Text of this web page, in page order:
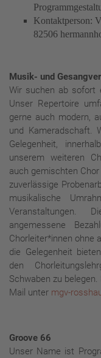
Kontaktperson:
82506
Musik- und
Wir suchen ab sofort
Unser Repertoire
gerne auch modern,
und Kameradschaft.
Gelegenheit,
unserem weiteren
auch gemischten
zuverlässige
musikalische
Veranstaltungen.
angemessene
Chorleiter*innen ohne
die Gelegenheit
den
Schwaben zu
Mail unter mgv-
Groove 66
Unser Name ist